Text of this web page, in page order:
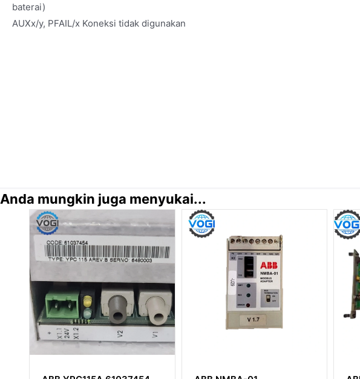
baterai)
AUXx/y, PFAIL/x Koneksi tidak digunakan
Anda mungkin juga menyukai...